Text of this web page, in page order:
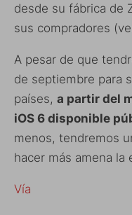
desde su fábrica de
sus compradores
A pesar de que
de septiembre para
países, a partir del
iOS 6 disponible
menos, tendremos
hacer más amena la
Vía